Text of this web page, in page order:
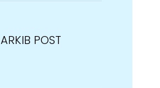
ARKIB POST